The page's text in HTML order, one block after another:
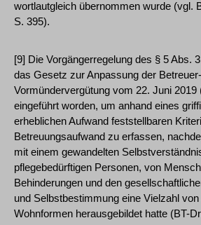
wortlautgleich übernommen wurde (vgl.
S. 395).
[9] Die Vorgängerregelung des § 5 Abs.
das Gesetz zur Anpassung der
Vormündervergütung vom 22. Juni 2019
eingeführt worden, um anhand eines
erheblichen Aufwand feststellbaren
Betreuungsaufwand zu erfassen,
mit einem gewandelten
pflegebedürftigen Personen, von
Behinderungen und den
und Selbstbestimmung eine Vielzahl
Wohnformen herausgebildet hatte (BT-